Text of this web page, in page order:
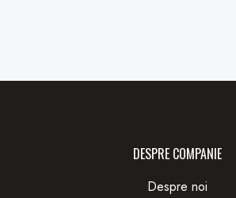
DESPRE COMPANIE
Despre noi